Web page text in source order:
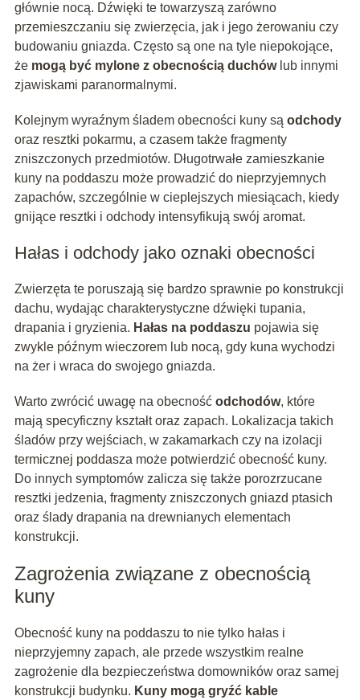
głównie nocą. Dźwięki te towarzyszą zarówno
przemieszczaniu się zwierzęcia, jak i jego żerowaniu czy
budowaniu gniazda. Często są one na tyle niepokojące,
że mogą być mylone z obecnością duchówlub innymi
zjawiskami paranormalnymi.
Kolejnym wyraźnym śladem obecności kuny są odchody
oraz resztki pokarmu, a czasem także fragmenty
zniszczonych przedmiotów. Długotrwałe zamieszkanie
kuny na poddaszu może prowadzić do nieprzyjemnych
zapachów, szczególnie w cieplejszych miesiącach, kiedy
gnijące resztki i odchody intensyfikują swój aromat.
Hałas i odchody jako oznaki obecności
Zwierzęta te poruszają się bardzo sprawnie po konstrukcji
dachu, wydając charakterystyczne dźwięki tupania,
drapania i gryzienia. Hałas na poddaszu pojawia się
zwykle późnym wieczorem lub nocą, gdy kuna wychodzi
na żer i wraca do swojego gniazda.
Warto zwrócić uwagę na obecność odchodów, które
mają specyficzny kształt oraz zapach. Lokalizacja takich
śladów przy wejściach, w zakamarkach czy na izolacji
termicznej poddasza może potwierdzić obecność kuny.
Do innych symptomów zalicza się także porozrzucane
resztki jedzenia, fragmenty zniszczonych gniazd ptasich
oraz ślady drapania na drewnianych elementach
konstrukcji.
Zagrożenia związane z obecnością
kuny
Obecność kuny na poddaszu to nie tylko hałas i
nieprzyjemny zapach, ale przede wszystkim realne
zagrożenie dla bezpieczeństwa domowników oraz samej
konstrukcji budynku. Kuny mogą gryźć kable